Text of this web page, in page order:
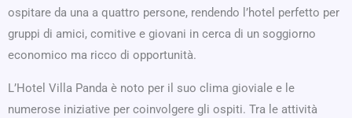
ospitare da una a quattro persone, rendendo l’hotel perfetto per
gruppi di amici, comitive e giovani in cerca di un soggiorno
economico ma ricco di opportunità.
L’Hotel Villa Panda è noto per il suo clima gioviale e le
numerose iniziative per coinvolgere gli ospiti. Tra le attività